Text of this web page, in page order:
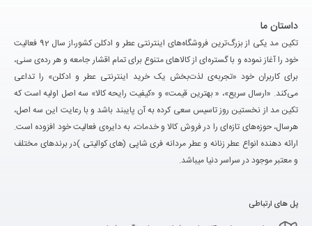
داستان ما
تکین مد یکی از بزرگ‌ترین فروشگاه‌های اینترنتی عطر و ادکلن کشور،از سال 92 فعالیت
خود را آغاز نموده و با گستره‌ای از کالاهای متنوع برای تمام اقشار جامعه و هر رده‌ی سنی،
برای کاربران خود «تجربه‌ی لذت‌بخش یک خرید اینترنتی عطر و ادکلن» را تداعی
می‌کند. «ارسال سریع»، « بهترین قیمت» و «کیفیت رایحه کالا» سه اصل اولیه است که
تکین مد از نخستین روز تاسیس سعی کرده به آن پایبند باشد و با رعایت این سه اصل،
هرسال، حوزه‌های تازه‌ای را در فروش کالا و خدمات، به دایره‌ی فعالیت خود افزوده است.
ارائه دهنده انواع عطر زنانه و عطر مردانه فری شاپی (های کوالیتی )در برندهای مختلف
و معتبر موجود در سراسر دنیا میباشد.
پل های ارتباطی